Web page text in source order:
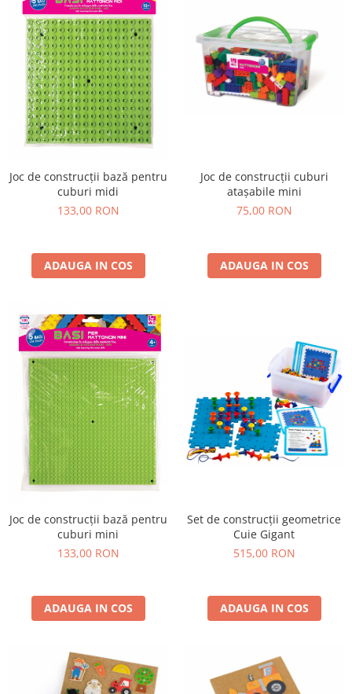
Joc de construcții bază pentru
cuburi midi
133,00 RON
ADAUGA IN COS
Joc de construcții cuburi
atașabile mini
75,00 RON
ADAUGA IN COS
Joc de construcții bază pentru
cuburi mini
133,00 RON
ADAUGA IN COS
Set de construcții geometrice
Cuie Gigant
515,00 RON
ADAUGA IN COS